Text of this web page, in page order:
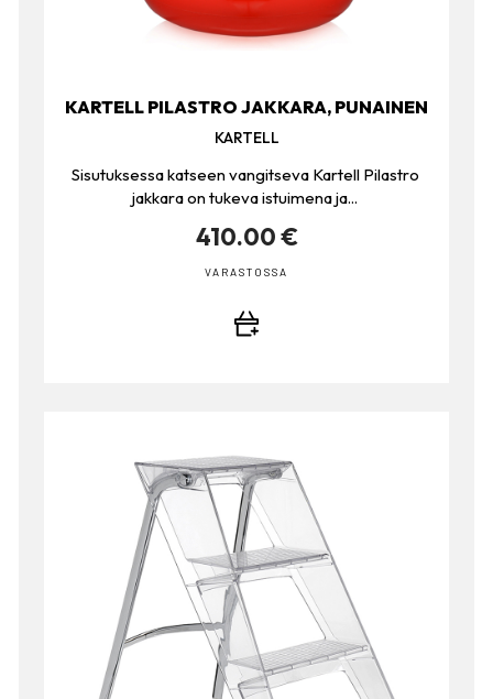
KARTELL PILASTRO JAKKARA, PUNAINEN
KARTELL
Sisutuksessa katseen vangitseva Kartell Pilastro
jakkara on tukeva istuimena ja...
410.00 €
VARASTOSSA